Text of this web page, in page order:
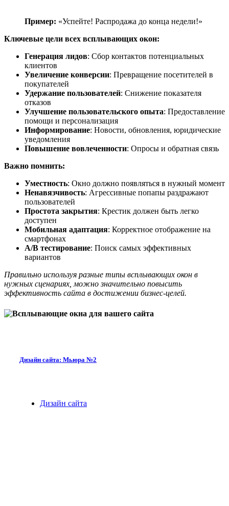
Пример: «Успейте! Распродажа до конца недели!»
Ключевые цели всех всплывающих окон:
Генерация лидов: Сбор контактов потенциальных
клиентов
Увеличение конверсии: Превращение посетителей в
покупателей
Удержание пользователей: Снижение показателя
отказов
Улучшение пользовательского опыта: Предоставление
помощи и персонализация
Информирование: Новости, обновления, юридические
уведомления
Повышение вовлеченности: Опросы и обратная связь
Важно помнить:
Уместность: Окно должно появляться в нужный момент
Ненавязчивость: Агрессивные попапы раздражают
пользователей
Простота закрытия: Крестик должен быть легко
доступен
Мобильная адаптация: Корректное отображение на
смартфонах
A/B тестирование: Поиск самых эффективных
вариантов
Правильно используя разные типы всплывающих окон в
нужных сценариях, можно значительно повысить
эффективность сайта в достижении бизнес-целей.
Дизайн сайта: Мьюра №2
Дизайн сайта